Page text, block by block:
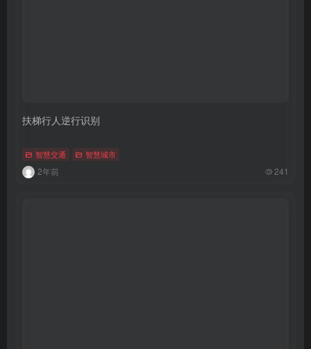
扶梯行人逆行识别
智慧交通 智慧城市
2年前 241